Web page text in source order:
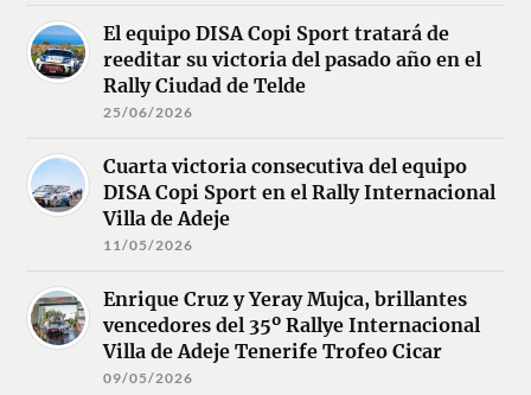
El equipo DISA Copi Sport tratará de
reeditar su victoria del pasado año en el
Rally Ciudad de Telde
25/06/2026
Cuarta victoria consecutiva del equipo
DISA Copi Sport en el Rally Internacional
Villa de Adeje
11/05/2026
Enrique Cruz y Yeray Mujca, brillantes
vencedores del 35º Rallye Internacional
Villa de Adeje Tenerife Trofeo Cicar
09/05/2026